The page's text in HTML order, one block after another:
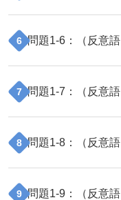
6 問題1-6 ：（ 反意語
7 問題1-7 ：（ 反意語
8 問題1-8 ：（ 反意語
9 問題1-9 ：（ 反意語